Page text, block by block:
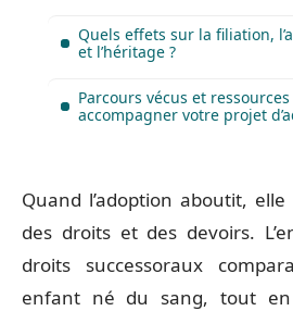
Quels effets sur la filiation,
et l’héritage ?
Parcours vécus et
accompagner votre projet
Quand l’adoption aboutit,
des droits et des devoirs.
droits successoraux
enfant né du sang, tout